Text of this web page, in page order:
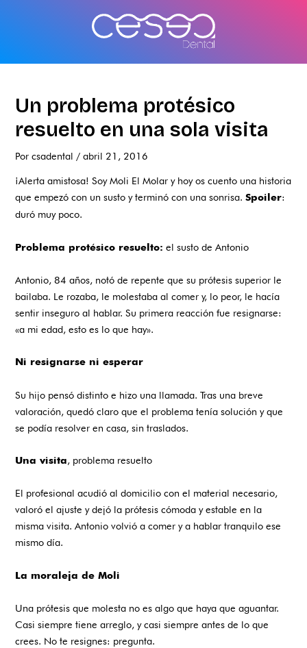
Un problema protésico
resuelto en una sola visita
Porcsadental /abril 21, 2016
¡Alerta amistosa! Soy Moli El Molar y hoy os cuento una historia
que empezó con un susto y terminó con una sonrisa.Spoiler:
duró muy poco.
Problema protésico resuelto: el susto de Antonio
Antonio, 84 años, notó de repente que su prótesis superior le
bailaba. Le rozaba, le molestaba al comer y, lo peor, le hacía
sentir inseguro al hablar. Su primera reacción fue resignarse:
«a mi edad, esto es lo que hay».
Ni resignarse ni esperar
Su hijo pensó distinto e hizo una llamada. Tras una breve
valoración, quedó claro que el problema tenía solución y que
se podía resolver en casa, sin traslados.
Una visita , problema resuelto
El profesional acudió al domicilio con el material necesario,
valoró el ajuste y dejó la prótesis cómoda y estable en la
misma visita. Antonio volvió a comer y a hablar tranquilo ese
mismo día.
La moraleja de Moli
Una prótesis que molesta no es algo que haya que aguantar.
Casi siempre tiene arreglo, y casi siempre antes de lo que
crees. No te resignes: pregunta.